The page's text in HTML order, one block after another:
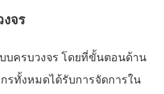
จร
บครบวงจร โดยที่ขั้นตอนด้าน
รทั้งหมดได้รับการจัดการใน